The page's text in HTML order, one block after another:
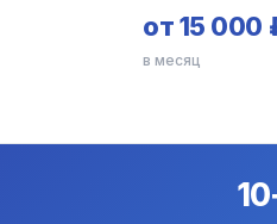
от 15 000
в месяц